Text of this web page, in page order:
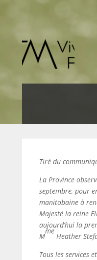
Tiré du
La Province
septembre, pour
manitobaine à
Majesté la reine
aujourd’hui la
M
me
Heather
Tous les services et